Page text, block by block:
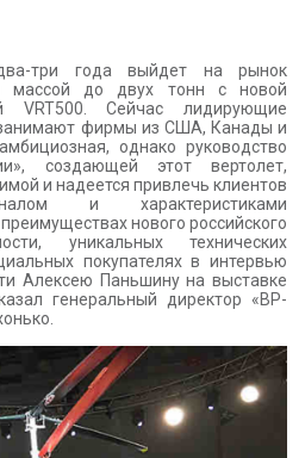
три года выйдет на рынок
массой до двух тонн с новой
VRT500. Сейчас лидирующие
фирмы из США, Канады и
однако руководство
создающей этот вертолет,
и надеется привлечь клиентов
и характеристиками
нового российского
уникальных технических
покупателях в интервью
Алексею Паньшину на выставке
генеральный директор «ВР-